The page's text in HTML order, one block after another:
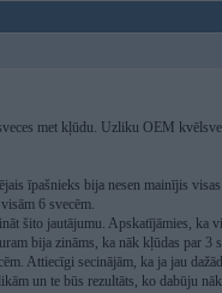
met kļūdu. Uzliku OEM
īpašnieks bija nesen mainījis
6 svecēm.
šito jautājumu. Apskatījāmies, ka
bija zināms, ka nāk kļūdas par 3
Attiecīgi secinājām, ka ja jau
un te būs rezultāts, ko dabūju